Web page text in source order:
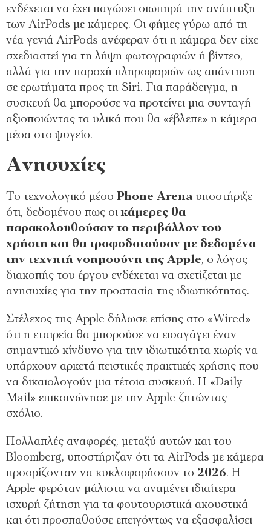
ενδέχεται να έχει παγώσει σιωπηρά την ανάπτυξη
των AirPods με κάμερες. Οι φήμες γύρω από τη
νέα γενιά AirPods ανέφεραν ότι η κάμερα δεν είχε
σχεδιαστεί για τη λήψη φωτογραφιών ή βίντεο,
αλλά για την παροχή πληροφοριών ως απάντηση
σε ερωτήματα προς τη Siri. Για παράδειγμα, η
συσκευή θα μπορούσε να προτείνει μια συνταγή
αξιοποιώντας τα υλικά που θα «έβλεπε» η κάμερα
μέσα στο ψυγείο.
Ανησυχίες
Το τεχνολογικό μέσο Phone Arena υποστήριξε
ότι, δεδομένου πως οικάμερες θα
παρακολουθούσαν το περιβάλλον του
χρήστη και θα τροφοδοτούσαν με δεδομένα
την τεχνητή νοημοσύνη της Apple, ο λόγος
διακοπής του έργου ενδέχεται να σχετίζεται με
ανησυχίες για την προστασία της ιδιωτικότητας.
Στέλεχος της Apple δήλωσε επίσης στο «Wired»
ότι η εταιρεία θα μπορούσε να εισαγάγει έναν
σημαντικό κίνδυνο για την ιδιωτικότητα χωρίς να
υπάρχουν αρκετά πειστικές πρακτικές χρήσης που
να δικαιολογούν μια τέτοια συσκευή. Η «Daily
Mail» επικοινώνησε με την Apple ζητώντας
σχόλιο.
Πολλαπλές αναφορές, μεταξύ αυτών και του
Bloomberg, υποστήριζαν ότι τα AirPods με κάμερα
προορίζονταν να κυκλοφορήσουν το 2026. Η
Apple φερόταν μάλιστα να αναμένει ιδιαίτερα
ισχυρή ζήτηση για τα φουτουριστικά ακουστικά
και ότι προσπαθούσε επειγόντως να εξασφαλίσει